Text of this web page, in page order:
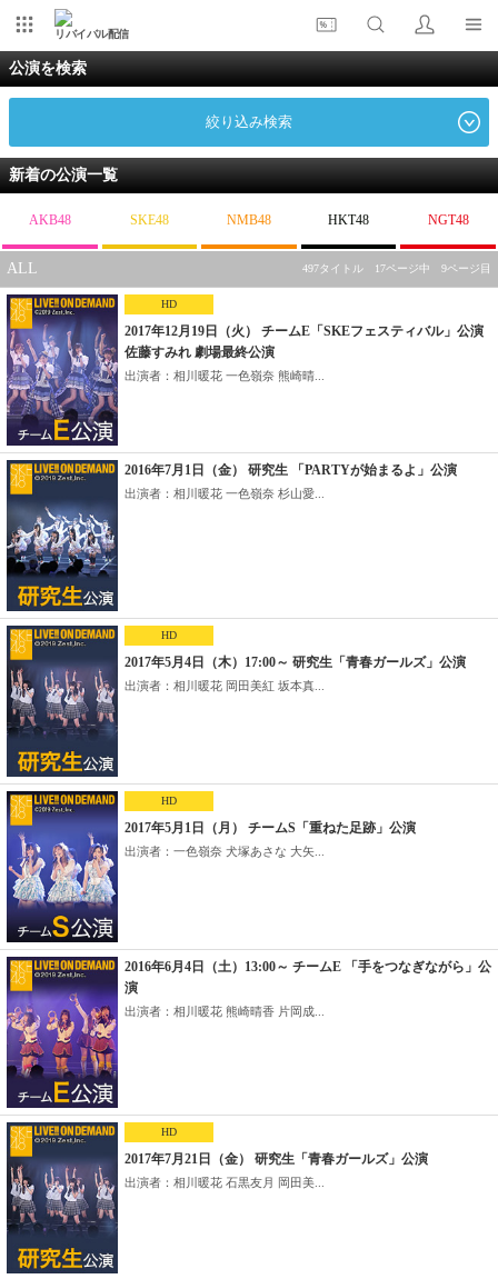
リバイバル配信
公演を検索
絞り込み検索
新着の公演一覧
AKB48 SKE48 NMB48 HKT48 NGT48
ALL 497タイトル 17ページ中 9ページ目
HD
2017年12月19日（火） チームE「SKEフェスティバル」公演
佐藤すみれ 劇場最終公演
出演者：相川暖花 一色嶺奈 熊崎晴...
2016年7月1日（金） 研究生 「PARTYが始まるよ」公演
出演者：相川暖花 一色嶺奈 杉山愛...
HD
2017年5月4日（木）17:00～ 研究生「青春ガールズ」公演
出演者：相川暖花 岡田美紅 坂本真...
HD
2017年5月1日（月） チームS「重ねた足跡」公演
出演者：一色嶺奈 犬塚あさな 大矢...
2016年6月4日（土）13:00～ チームE 「手をつなぎながら」公
演
出演者：相川暖花 熊崎晴香 片岡成...
HD
2017年7月21日（金） 研究生「青春ガールズ」公演
出演者：相川暖花 石黒友月 岡田美...